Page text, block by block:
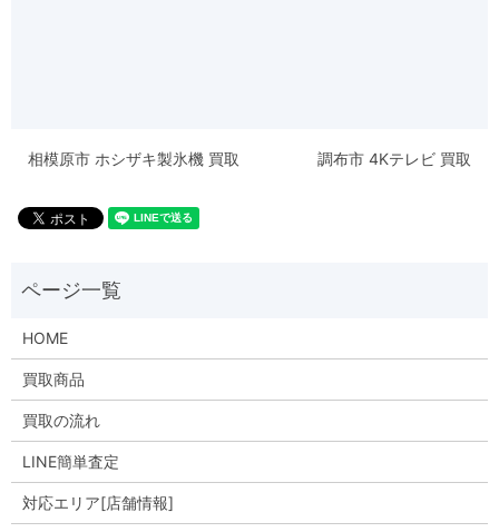
相模原市 ホシザキ製氷機 買取 調布市 4Kテレビ 買取
HOME
買取商品
買取の流れ
LINE簡単査定
対応エリア[店舗情報]